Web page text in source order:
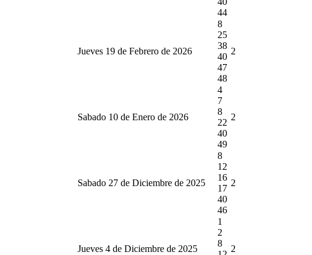
44
Jueves 19 de Febrero de 2026
8
25
38
40
47
48
2
Sabado 10 de Enero de 2026
4
7
8
22
40
49
2
Sabado 27 de Diciembre de 2025
8
12
16
17
40
46
2
Jueves 4 de Diciembre de 2025
1
2
8
2